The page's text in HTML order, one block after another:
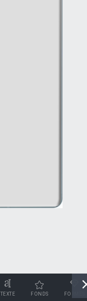
TEXTE FONDS FORMES